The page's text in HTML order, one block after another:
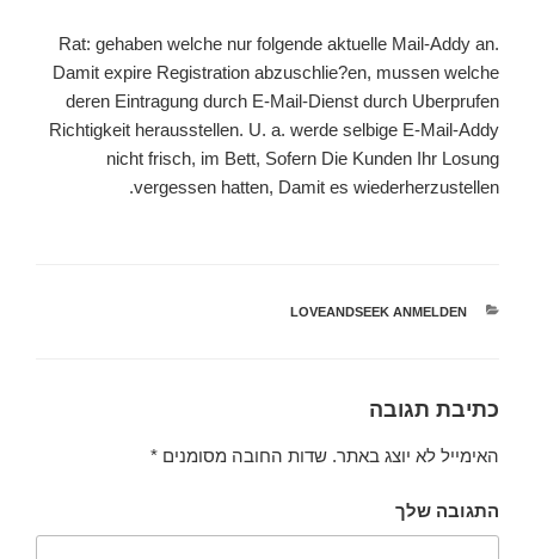
Rat: gehaben welche nur folgende aktuelle Mail-Addy an.
Damit expire Registration abzuschlie?en, mussen welche
deren Eintragung durch E-Mail-Dienst durch Uberprufen
Richtigkeit herausstellen. U. a. werde selbige E-Mail-Addy
nicht frisch, im Bett, Sofern Die Kunden Ihr Losung
vergessen hatten, Damit es wiederherzustellen.
קטגוריות
LOVEANDSEEK ANMELDEN
כתיבת תגובה
האימייל לא יוצג באתר. שדות החובה מסומנים *
התגובה שלך